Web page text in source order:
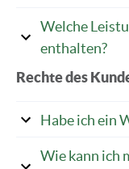
Welche
enthalten?
Rechte des
Habe ich ein
Wie kann ich